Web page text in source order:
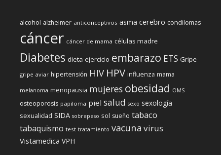
alcohol alzheimer anticonceptivos asma cerebro condilomas
cáncer cáncer de mama células madre
Diabetes dieta ejercicio embarazo ETS Gripe
gripe aviar hipertensión HIV HPV influenza mama
melanoma menopausia mujeres obesidad OMS
osteoporosis papiloma piel salud sexo sexología
sexualidad SIDA sobrepeso sol sueño tabaco
tabaquismo test tratamiento vacuna virus
Vistamedica VPH